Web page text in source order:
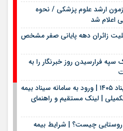
ارشد علوم پزشکی / نحوه
اعلام شد
زائران دهه پایانی صفر مشخص
سپه فرارسیدن روز خبرنگار را به
بیمه معلم سیناد ۱۴۰۵ | ورود به سامانه سیناد بیمه
| لینک مستقیم و راهنمای
چیست؟ | شرایط بیمه